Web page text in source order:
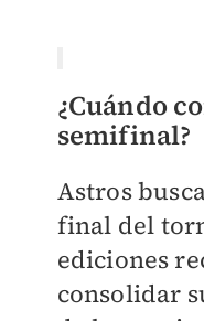
¿Cuándo
semifinal?
Astros
final del
ediciones
consolidar